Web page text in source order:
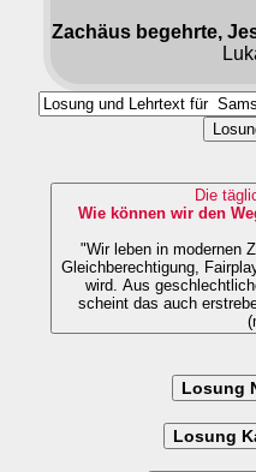
Zachäus begehrte,
Die
Wie können wir den
"Wir leben in modernen
Gleichberechtigung,
wird. Aus geschlechtlicher und humanistischer Sicht,
scheint das auch
Losung
Losung